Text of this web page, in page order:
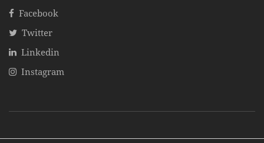
Facebook
Twitter
Linkedin
Instagram